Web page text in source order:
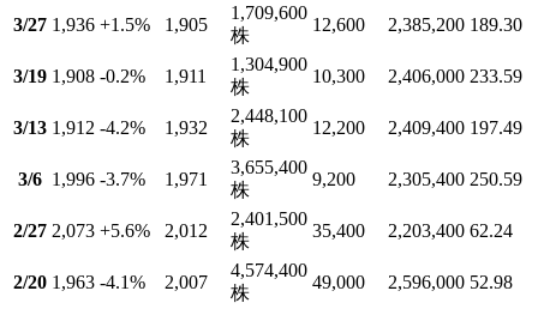
3/27 1,936 +1.5% 1,905
1,709,600
株
12,600 2,385,200 189.30
3/19 1,908 -0.2% 1,911
1,304,900
株
10,300 2,406,000 233.59
3/13 1,912 -4.2% 1,932
2,448,100
株
12,200 2,409,400 197.49
3/6 1,996 -3.7% 1,971
3,655,400
株
9,200 2,305,400 250.59
2/27 2,073 +5.6% 2,012
2,401,500
株
35,400 2,203,400 62.24
2/20 1,963 -4.1% 2,007
4,574,400
株
49,000 2,596,000 52.98